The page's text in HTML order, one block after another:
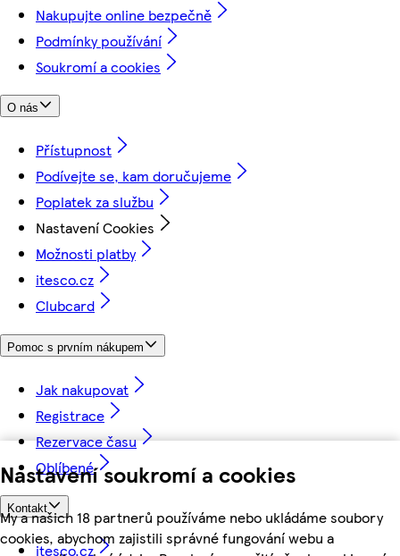
Nastavení soukromí a cookies
My a našich 18 partnerů používáme nebo ukládáme soubory
cookies, abychom zajistili správné fungování webu a
Nakupujte online bezpečně
Podmínky používání
Soukromí a cookies
O nás
Přístupnost
Podívejte se, kam doručujeme
Poplatek za službu
Nastavení Cookies
Možnosti platby
itesco.cz
Clubcard
Pomoc s prvním nákupem
Jak nakupovat
Registrace
Rezervace času
Oblíbené
Kontakt
itesco.cz